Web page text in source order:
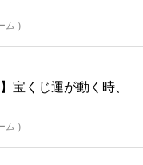
ム )
宝くじ運が動く時、
ム )